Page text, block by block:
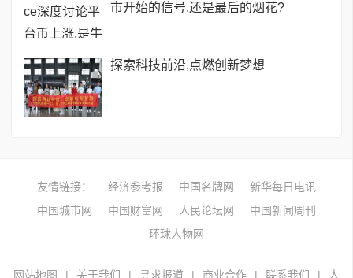
市开始的信号,还是最后的烟花?
探索科技前沿,点燃创新梦想
友情链接： 经济参考报 中国名牌网
新华每日电讯
中国城市网
中国财富网 人民论坛网
中国新闻周刊
环球人物网
网站地图 | 关于我们 | 寻求报道 | 商业合作 | 联系我们 | 人